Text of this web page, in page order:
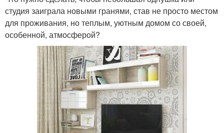
студия заиграла новыми гранями, став не просто местом
для проживания, но теплым, уютным домом со своей,
особенной, атмосферой?